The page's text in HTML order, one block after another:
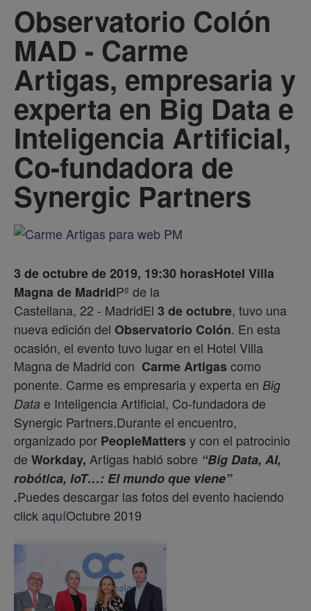
Observatorio Colón
MAD - Carme
Artigas, empresaria y
experta en Big Data e
Inteligencia Artificial,
Co-fundadora de
Synergic Partners
3 de octubre de 2019, 19:30 horasHotel Villa
Magna de MadridPº de la
Castellana, 22 - MadridEl 3 de octubre, tuvo una
nueva edición del Observatorio Colón. En esta
ocasión, el evento tuvo lugar en el Hotel Villa
Magna de Madrid con Carme Artigascomo
ponente. Carme es empresaria y experta en Big
Data e Inteligencia Artificial, Co-fundadora de
Synergic Partners.Durante el encuentro,
organizado por PeopleMattersy con el patrocinio
de Workday, Artigas habló sobre “Big Data, AI,
robótica, IoT…: El mundo que viene”
.Puedes descargar las fotos del evento haciendo
click aquíOctubre 2019